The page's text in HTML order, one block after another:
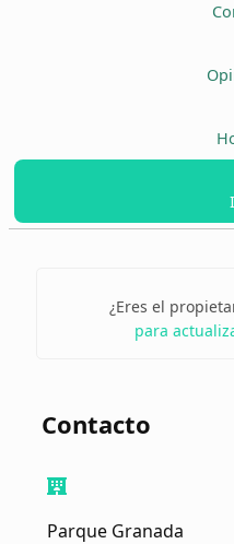
¿Eres el
para
Contacto
Parque Granada